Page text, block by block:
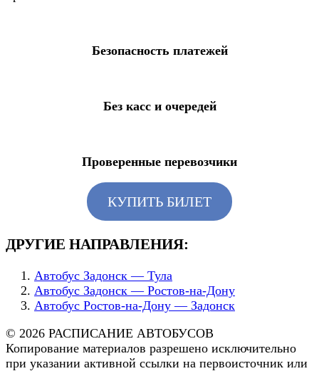
Безопасность платежей
Без касс и очередей
Проверенные перевозчики
КУПИТЬ БИЛЕТ
ДРУГИЕ НАПРАВЛЕНИЯ:
Автобус Задонск — Тула
Автобус Задонск — Ростов-на-Дону
Автобус Ростов-на-Дону — Задонск
© 2026 РАСПИСАНИЕ АВТОБУСОВ
Копирование материалов разрешено исключительно
при указании активной ссылки на первоисточник или